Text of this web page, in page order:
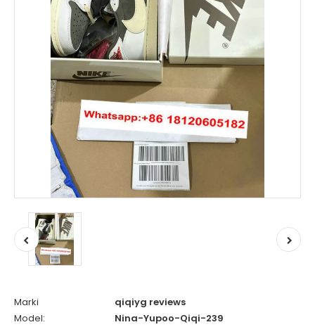
Marki
qiqiyg reviews
Model:
Nina-Yupoo-Qiqi-239